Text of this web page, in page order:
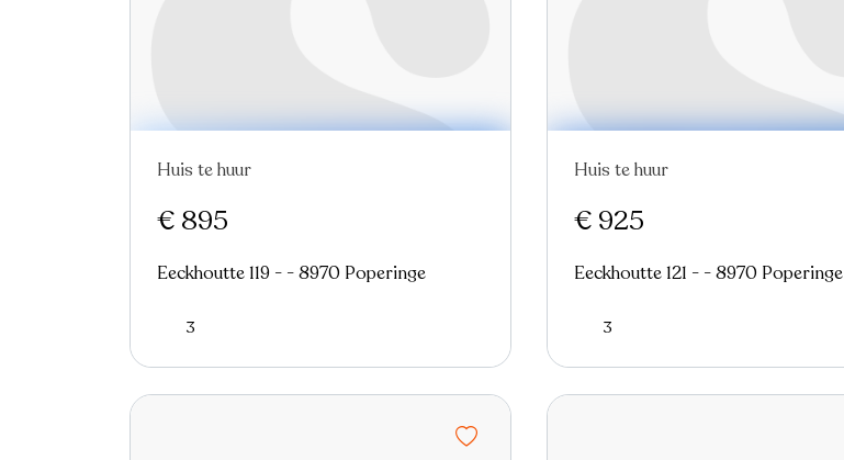
Nieuw
Huis te huur
€ 895
Eeckhoutte 119 - - 8970 Poperinge
3
Nieuw
Huis te huur
€ 925
Eeckhoutte 121 - - 8970 Poperinge
3